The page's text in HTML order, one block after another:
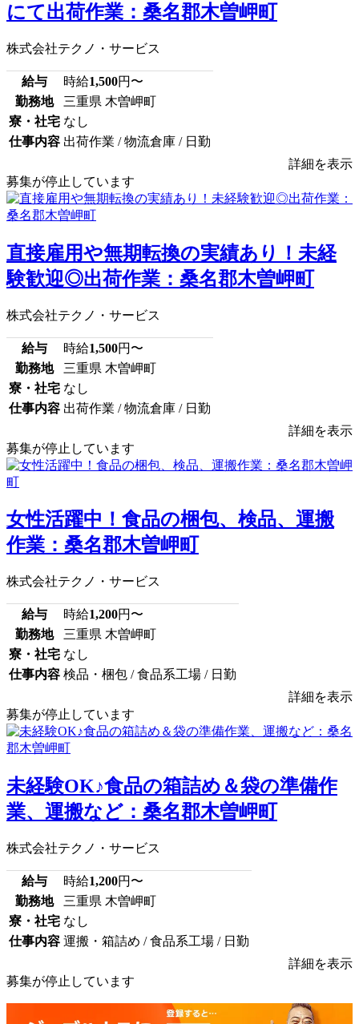
にて出荷作業：桑名郡木曽岬町
株式会社テクノ・サービス
給与 時給1,500円〜
勤務地
三重県 木曽岬町
寮・社宅 なし
仕事内容 出荷作業 / 物流倉庫 / 日勤
詳細を表示
募集が停止しています
直接雇用や無期転換の実績あり！未経
験歓迎◎出荷作業：桑名郡木曽岬町
株式会社テクノ・サービス
給与 時給1,500円〜
勤務地
三重県 木曽岬町
寮・社宅 なし
仕事内容 出荷作業 / 物流倉庫 / 日勤
詳細を表示
募集が停止しています
女性活躍中！食品の梱包、検品、運搬
作業：桑名郡木曽岬町
株式会社テクノ・サービス
給与 時給1,200円〜
勤務地
三重県 木曽岬町
寮・社宅 なし
仕事内容 検品・梱包 / 食品系工場 / 日勤
詳細を表示
募集が停止しています
未経験OK♪食品の箱詰め＆袋の準備作
業、運搬など：桑名郡木曽岬町
株式会社テクノ・サービス
給与 時給1,200円〜
勤務地
三重県 木曽岬町
寮・社宅 なし
仕事内容 運搬・箱詰め / 食品系工場 / 日勤
詳細を表示
募集が停止しています